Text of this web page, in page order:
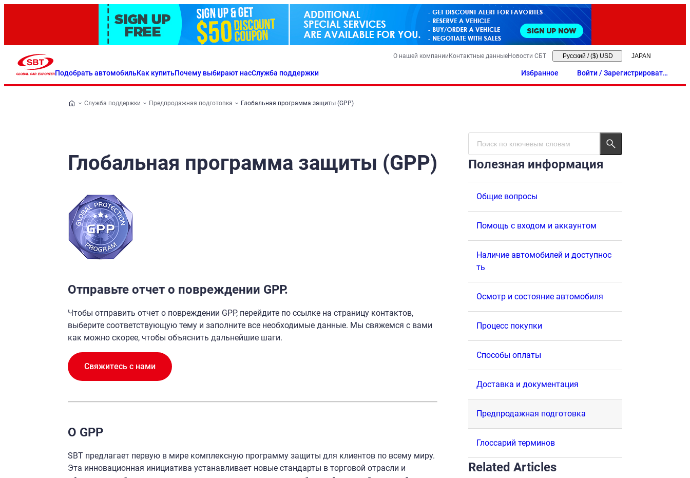
Подобрать автомобильКак купитьПочему выбирают насСлужба поддержки
О нашей компанииКонтактные данныеНовости СБТ Русский / ($) USD
Избранное
Войти / Зарегистрировать
ся
Служба поддержки Предпродажная подготовка Глобальная программа защиты (GPP)
Глобальная программа защиты (GPP)
Отправьте отчет о повреждении GPP.
Чтобы отправить отчет о повреждении GPP, перейдите по ссылке на страницу контактов,
выберите соответствующую тему и заполните все необходимые данные. Мы свяжемся с вами
как можно скорее, чтобы объяснить дальнейшие шаги.
Свяжитесь с нами
О GPP
SBT предлагает первую в мире комплексную программу защиты для клиентов по всему миру.
Эта инновационная инициатива устанавливает новые стандарты в торговой отрасли и
Полезная информация
Общие вопросы
Помощь с входом и аккаунтом
Наличие автомобилей и доступнос
ть
Осмотр и состояние автомобиля
Процесс покупки
Способы оплаты
Доставка и документация
Предпродажная подготовка
Глоссарий терминов
Related Articles